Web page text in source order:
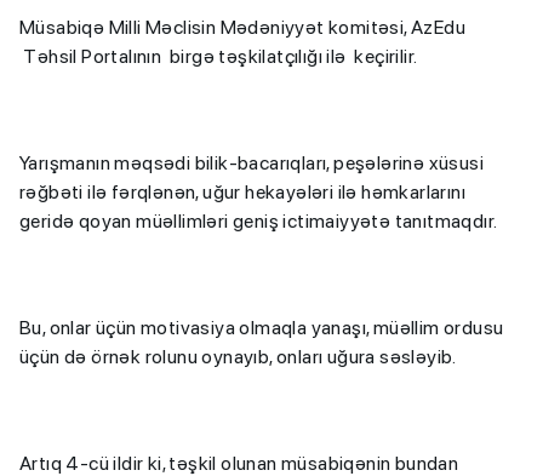
Müsabiqə Milli Məclisin Mədəniyyət komitəsi, AzEdu
Təhsil Portalının birgə təşkilatçılığı ilə keçirilir.
Yarışmanın məqsədi bilik-bacarıqları, peşələrinə xüsusi
rəğbəti ilə fərqlənən, uğur hekayələri ilə həmkarlarını
geridə qoyan müəllimləri geniş ictimaiyyətə tanıtmaqdır.
Bu, onlar üçün motivasiya olmaqla yanaşı, müəllim ordusu
üçün də örnək rolunu oynayıb, onları uğura səsləyib.
Artıq 4-cü ildir ki, təşkil olunan müsabiqənin bundan